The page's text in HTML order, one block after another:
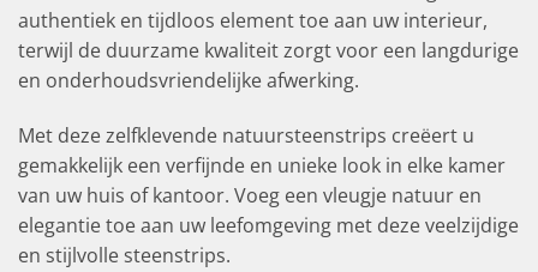
authentiek en tijdloos element toe aan uw interieur,
terwijl de duurzame kwaliteit zorgt voor een langdurige
en onderhoudsvriendelijke afwerking.
Met deze zelfklevende natuursteenstrips creëert u
gemakkelijk een verfijnde en unieke look in elke kamer
van uw huis of kantoor. Voeg een vleugje natuur en
elegantie toe aan uw leefomgeving met deze veelzijdige
en stijlvolle steenstrips.